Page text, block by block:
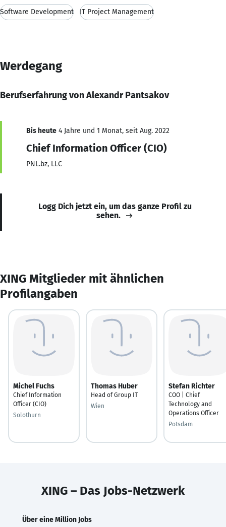
Software Development IT Project Management
Werdegang
Berufserfahrung von Alexandr Pantsakov
Bis heute 4 Jahre und 1 Monat, seit Aug. 2022
Chief Information Officer (CIO)
PNL.bz, LLC
Logg Dich jetzt ein, um das ganze Profil zu
sehen.
XING Mitglieder mit ähnlichen
Profilangaben
Michel Fuchs
Chief Information
Officer (CIO)
Solothurn
Thomas Huber
Head of Group IT
Wien
Stefan Richter
COO | Chief
Technology and
Operations Officer
Potsdam
XING – Das Jobs-Netzwerk
Über eine Million Jobs